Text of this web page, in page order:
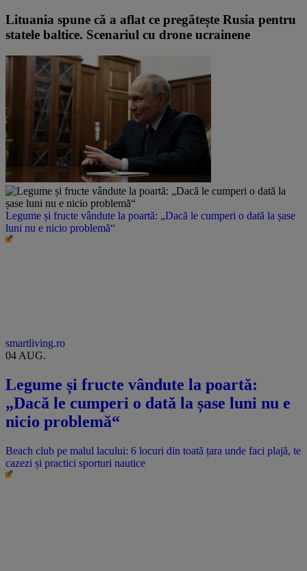
Lituania spune că a aflat ce pregătește Rusia pentru
statele baltice. Scenariul cu drone ucrainene
Legume și fructe vândute la poartă: „Dacă le cumperi o dată la șase
luni nu e nicio problemă“
smartliving.ro
04 AUG.
Legume și fructe vândute la poartă:
„Dacă le cumperi o dată la șase luni nu e
nicio problemă“
Beach club pe malul lacului: 6 locuri din toată țara unde faci plajă, te
cazezi și practici sporturi nautice